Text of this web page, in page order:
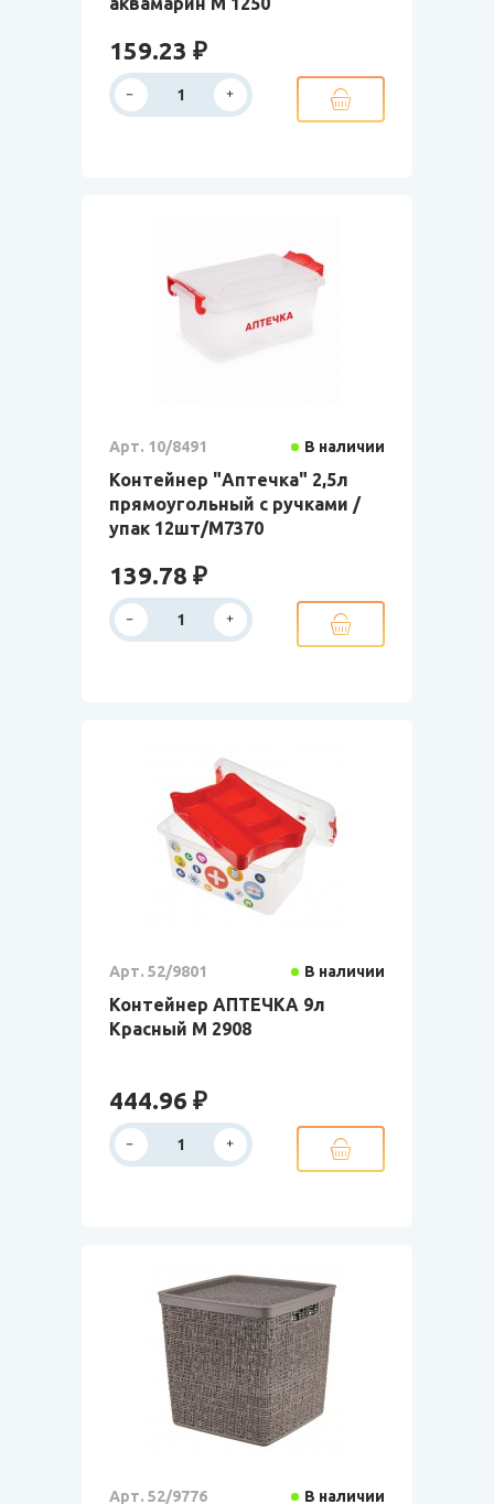
159.23 ₽
Арт. 10/8491 В наличии
Контейнер "Аптечка" 2,5л
прямоугольный с ручками /
упак 12шт/М7370
139.78 ₽
Арт. 52/9801 В наличии
Контейнер АПТЕЧКА 9л
Красный М 2908
444.96 ₽
Арт. 52/9776 В наличии